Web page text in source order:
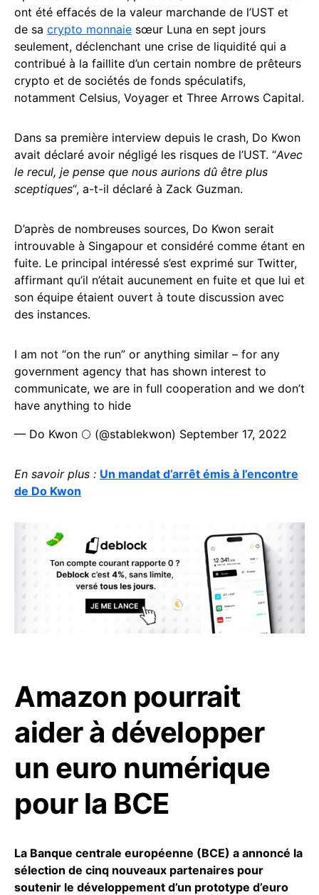
ont été effacés de la valeur marchande de l’UST et
de sa crypto monnaie sœur Luna en sept jours
seulement, déclenchant une crise de liquidité qui a
contribué à la faillite d’un certain nombre de prêteurs
crypto et de sociétés de fonds spéculatifs,
notamment Celsius, Voyager et Three Arrows Capital.
Dans sa première interview depuis le crash, Do Kwon
avait déclaré avoir négligé les risques de l’UST. “Avec
le recul, je pense que nous aurions dû être plus
sceptiques“, a-t-il déclaré à Zack Guzman.
D’après de nombreuses sources, Do Kwon serait
introuvable à Singapour et considéré comme étant en
fuite. Le principal intéressé s’est exprimé sur Twitter,
affirmant qu’il n’était aucunement en fuite et que lui et
son équipe étaient ouvert à toute discussion avec
des instances.
I am not “on the run” or anything similar – for any
government agency that has shown interest to
communicate, we are in full cooperation and we don’t
have anything to hide
— Do Kwon 🌕 (@stablekwon) September 17, 2022
En savoir plus : Un mandat d’arrêt émis à l’encontre
de Do Kwon
Amazon pourrait
aider à développer
un euro numérique
pour la BCE
La Banque centrale européenne (BCE) a annoncé la
sélection de cinq nouveaux partenaires pour
soutenir le développement d’un prototype d’euro